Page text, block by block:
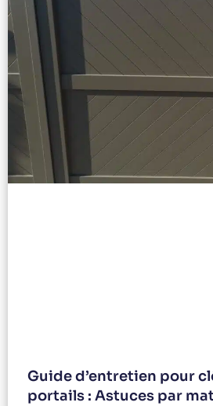
Guide d’entretien pour
portails : Astuces par